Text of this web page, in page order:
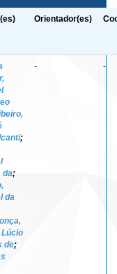
Orientador(es)
;
da;
da
Lúcio
de;
- -